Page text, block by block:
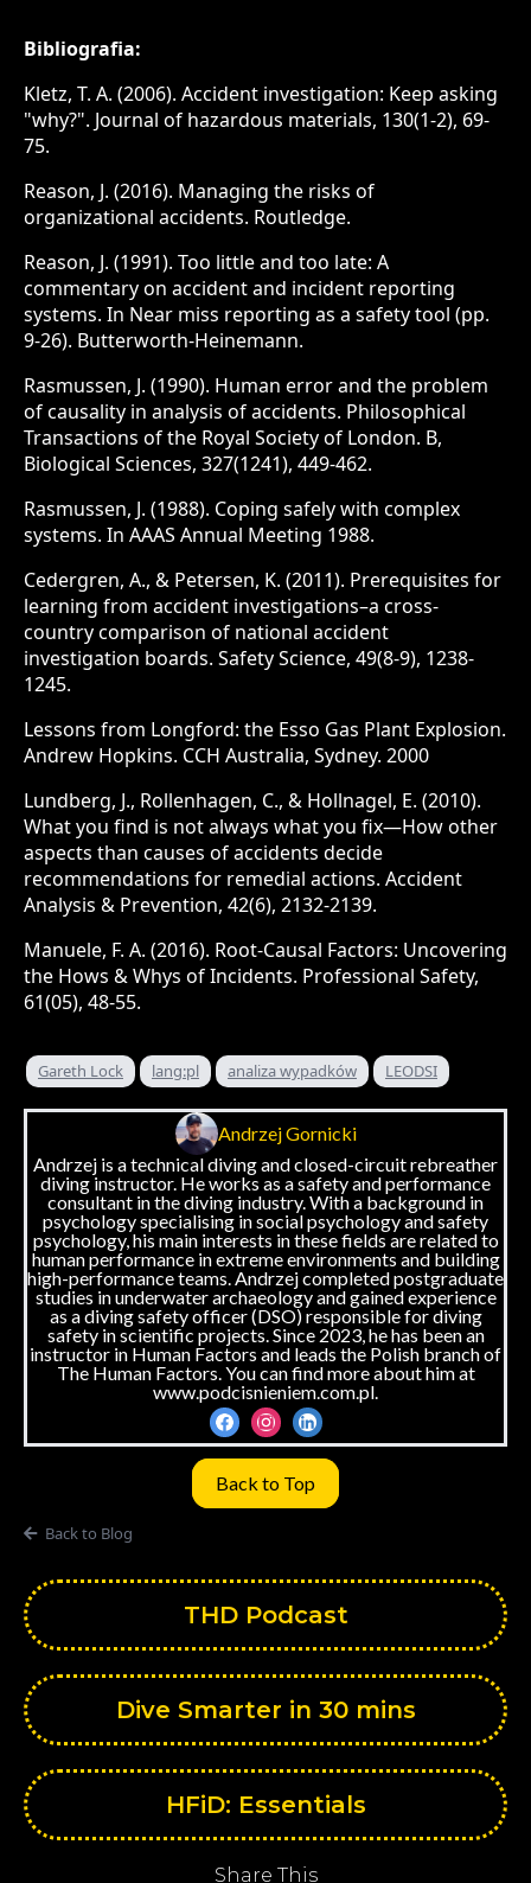
Bibliografia:
Kletz, T. A. (2006). Accident investigation: Keep asking
"why?". Journal of hazardous materials, 130(1-2), 69-
75.
Reason, J. (2016). Managing the risks of
organizational accidents. Routledge.
Reason, J. (1991). Too little and too late: A
commentary on accident and incident reporting
systems. In Near miss reporting as a safety tool (pp.
9-26). Butterworth-Heinemann.
Rasmussen, J. (1990). Human error and the problem
of causality in analysis of accidents. Philosophical
Transactions of the Royal Society of London. B,
Biological Sciences, 327(1241), 449-462.
Rasmussen, J. (1988). Coping safely with complex
systems. In AAAS Annual Meeting 1988.
Cedergren, A., & Petersen, K. (2011). Prerequisites for
learning from accident investigations–a cross-
country comparison of national accident
investigation boards. Safety Science, 49(8-9), 1238-
1245.
Lessons from Longford: the Esso Gas Plant Explosion.
Andrew Hopkins. CCH Australia, Sydney. 2000
Lundberg, J., Rollenhagen, C., & Hollnagel, E. (2010).
What you find is not always what you fix—How other
aspects than causes of accidents decide
recommendations for remedial actions. Accident
Analysis & Prevention, 42(6), 2132-2139.
Manuele, F. A. (2016). Root-Causal Factors: Uncovering
the Hows & Whys of Incidents. Professional Safety,
61(05), 48-55.
Gareth Lock lang:pl analiza wypadków LEODSI
Andrzej Gornicki
Andrzej is a technical diving and closed-circuit rebreather
diving instructor. He works as a safety and performance
consultant in the diving industry. With a background in
psychology specialising in social psychology and safety
psychology, his main interests in these fields are related to
human performance in extreme environments and building
high-performance teams. Andrzej completed postgraduate
studies in underwater archaeology and gained experience
as a diving safety officer (DSO) responsible for diving
safety in scientific projects. Since 2023, he has been an
instructor in Human Factors and leads the Polish branch of
The Human Factors. You can find more about him at
www.podcisnieniem.com.pl.
Back to Top
Back to Blog
THD Podcast
Dive Smarter in 30 mins
HFiD: Essentials
Share This